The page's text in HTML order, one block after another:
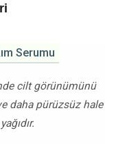
Serumu
cilt görünümünü
daha pürüzsüz hale